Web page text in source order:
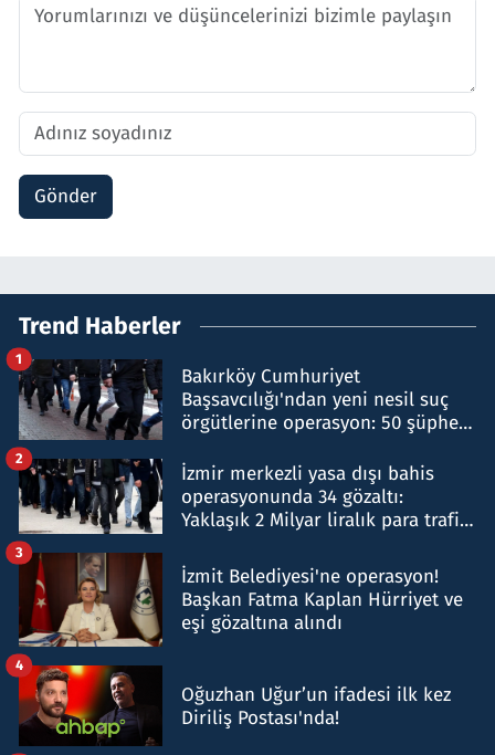
Gönder
Trend Haberler
Bakırköy Cumhuriyet
Başsavcılığı'ndan yeni nesil suç
örgütlerine operasyon: 50 şüpheli
1
İzmir merkezli yasa dışı bahis
operasyonunda 34 gözaltı:
Yaklaşık 2 Milyar liralık para trafiği
2
İzmit Belediyesi'ne operasyon!
Başkan Fatma Kaplan Hürriyet ve
eşi gözaltına alındı
3
Oğuzhan Uğur’un ifadesi ilk kez
Diriliş Postası'nda!
4